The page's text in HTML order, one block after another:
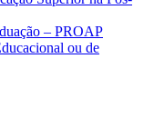
– PROAP
ou de